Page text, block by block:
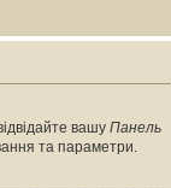
вашу Панель
та параметри.